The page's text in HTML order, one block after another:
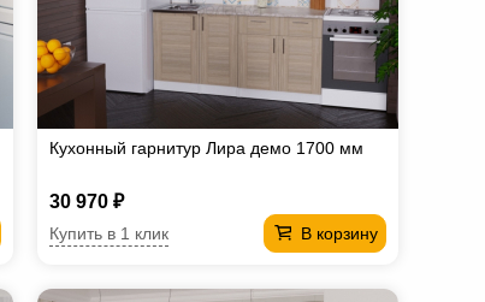
Кухонный гарнитур Лира демо 1700 мм
30 970 ₽
В корзину
Купить в 1 клик